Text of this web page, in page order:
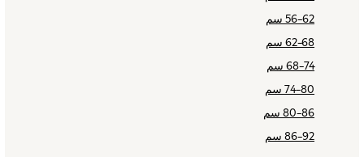
All Boys Schoolwear
Shorts
Shirts
Polos
Sweatshirts & Jumpers
Sports & Swimwear
Coats & Jackets
56-62 سم
62-68 سم
68-74 سم
74-80 سم
80-86 سم
86-92 سم